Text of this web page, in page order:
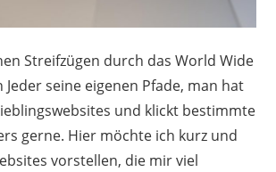
Streifzügen durch das World Wide
Jeder seine eigenen Pfade, man hat
und klickt bestimmte
gerne. Hier möchte ich kurz und
vorstellen, die mir viel